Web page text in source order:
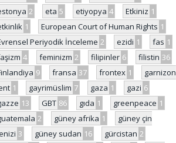
2 eta 5 etiyopya 4 Etkiniz 1
1 European Court of Human Rights 1
Periyodik İnceleme 2 ezidi 1 fas 1
4 feminizm 2 filipinler 6 filistin 36
9 fransa 37 frontex 1
garnizon
1 gayrimüslim 7 gaza 1 gazi 6
13 GBT 86 gıda 1 greenpeace 1
2 güney afrika 1
güney çin
3 güney sudan 16 gürcistan 2